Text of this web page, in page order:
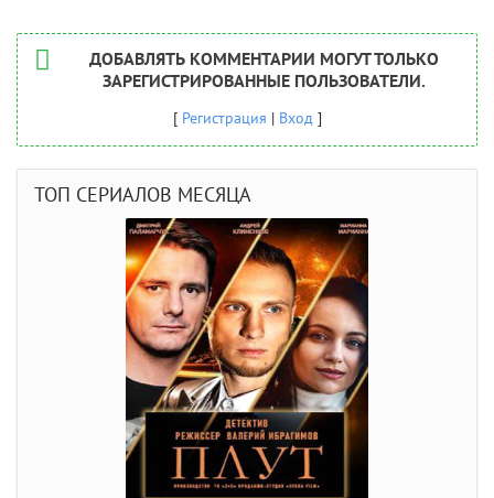
ДОБАВЛЯТЬ КОММЕНТАРИИ МОГУТ ТОЛЬКО
ЗАРЕГИСТРИРОВАННЫЕ ПОЛЬЗОВАТЕЛИ.
[ Регистрация | Вход]
ТОП СЕРИАЛОВ МЕСЯЦА